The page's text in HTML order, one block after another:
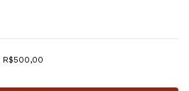
R$500,00